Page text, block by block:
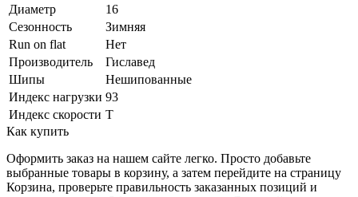
Диаметр
16
Сезонность
Зимняя
Run on flat
Нет
Производитель
Гиславед
Шипы
Нешипованные
Индекс нагрузки 93
Индекс скорости T
Как купить
Оформить заказ на нашем сайте легко. Просто добавьте
выбранные товары в корзину, а затем перейдите на страницу
Корзина, проверьте правильность заказанных позиций и